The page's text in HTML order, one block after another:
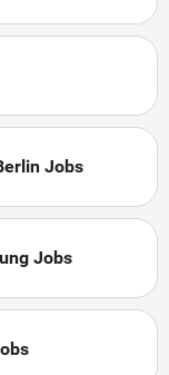
Jobs
Jobs